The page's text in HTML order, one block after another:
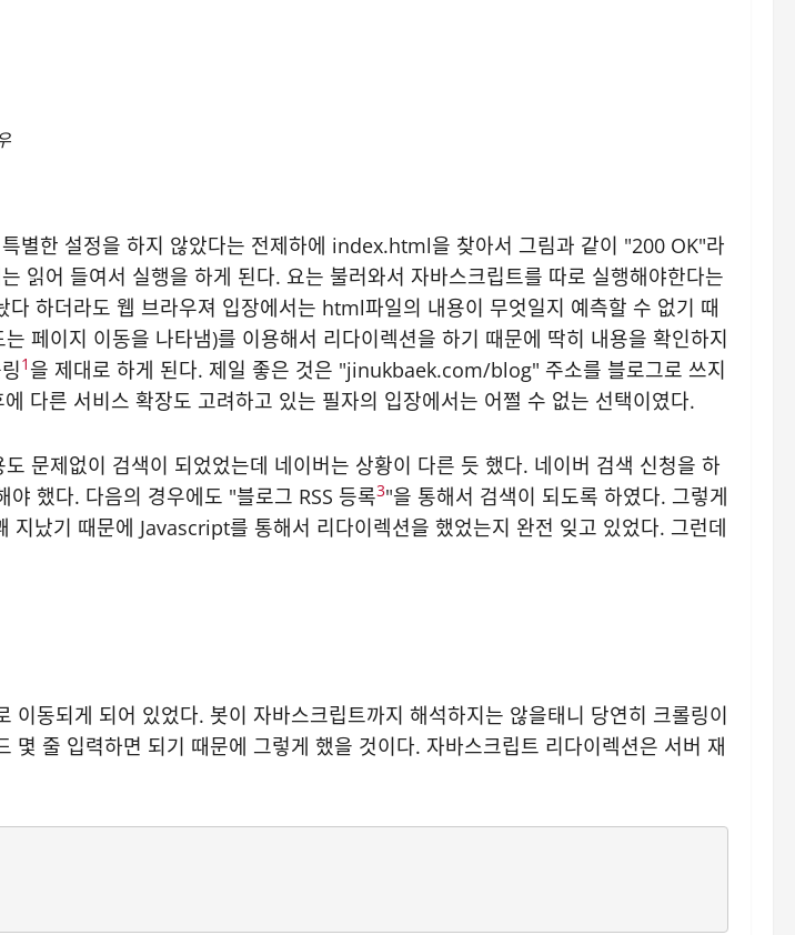
한 설정을 하지 않았다는 전제하에 index.html을 찾아서 그림과 같이 "200 OK"라
어 들여서 실행을 하게 된다. 요는 불러와서 자바스크립트를 따로 실행해야한다는
하더라도 웹 브라우져 입장에서는 html파일의 내용이 무엇일지 예측할 수 없기 때
페이지 이동을 나타냄)를 이용해서 리다이렉션을 하기 때문에 딱히 내용을 확인하지
1을 제대로 하게 된다. 제일 좋은 것은 "jinukbaek.com/blog" 주소를 블로그로 쓰지
다른 서비스 확장도 고려하고 있는 필자의 입장에서는 어쩔 수 없는 선택이였다.
문제없이 검색이 되었었는데 네이버는 상황이 다른 듯 했다. 네이버 검색 신청을 하
야 했다. 다음의 경우에도 "블로그 RSS 등록3"을 통해서 검색이 되도록 하였다. 그렇게
났기 때문에 Javascript를 통해서 리다이렉션을 했었는지 완전 잊고 있었다. 그런데
동되게 되어 있었다. 봇이 자바스크립트까지 해석하지는 않을태니 당연히 크롤링이
줄 입력하면 되기 때문에 그렇게 했을 것이다. 자바스크립트 리다이렉션은 서버 재